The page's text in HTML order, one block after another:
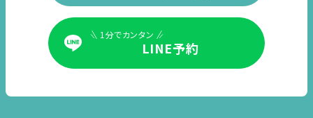
1分でカンタン
LINE予約